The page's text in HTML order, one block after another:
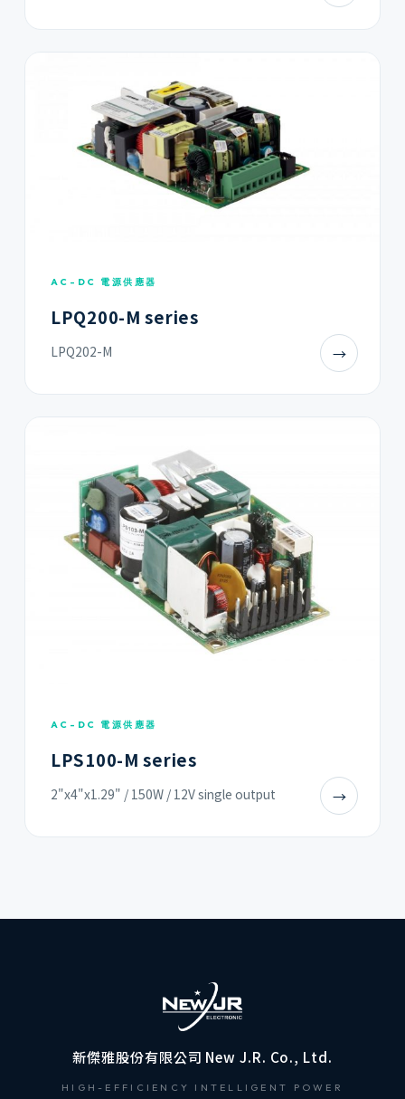
AC-DC 電源供應器
LPQ200-M series
LPQ202-M →
AC-DC 電源供應器
LPS100-M series
2"x4"x1.29" / 150W / 12V single output →
新傑雅股份有限公司 New J.R. Co., Ltd.
HIGH-EFFICIENCY INTELLIGENT POWER